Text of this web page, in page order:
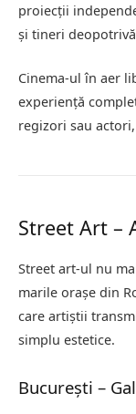
proiecții
și tineri
Cinema-ul în aer
experiență
regizori sau
Street Art –
Street art-ul nu
marile orașe din
care artiștii
simplu estetice.
București –